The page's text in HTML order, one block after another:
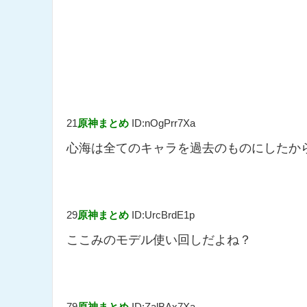
21原神まとめ ID:nOgPrr7Xa
心海は全てのキャラを過去のものにしたか
29原神まとめ ID:UrcBrdE1p
ここみのモデル使い回しだよね？